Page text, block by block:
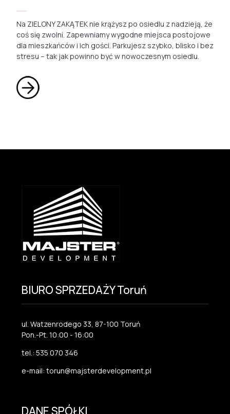
Na ZIELONY ZAKĄTEK nie krążysz po osiedlu z nadzieją, że
coś się zwolni. Zapewniamy wygodne miejsca postojowe
dla mieszkańców i ich gości. Parkujesz szybko, blisko i bez
stresu – tak jak powinno być w nowoczesnym osiedlu.
BIURO SPRZEDAŻY Toruń
ul. Watzenrodego 33, 87-100 Toruń
Pon.-Pt. 10:00 - 16:00
tel.: 535 070 346
e-mail: torun@majsterdevelopment.pl
DANE SPÓŁKI